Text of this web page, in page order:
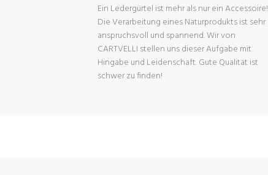
Ein Ledergürtel ist mehr als nur ein Accessoire!
Die Verarbeitung eines Naturprodukts ist sehr
anspruchsvoll und spannend. Wir von
CARTVELLI stellen uns dieser Aufgabe mit
Hingabe und Leidenschaft. Gute Qualität ist
schwer zu finden!